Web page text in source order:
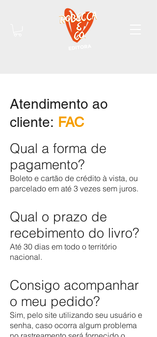
Atendimento ao
cliente: FAC
Qual a forma de
pagamento?
Boleto e cartão de crédito à vista, ou
parcelado em até 3 vezes sem juros.
Qual o prazo de
recebimento do livro?
Até 30 dias em todo o território
nacional.
Consigo acompanhar
o meu pedido?
Sim, pelo site utilizando seu usuário e
senha, caso ocorra algum problema